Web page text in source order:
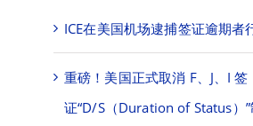
ICE在美国机场逮捕签证逾期者
重磅！美国正式取消 F、J、I 签
证“D/S（Duration of Status）